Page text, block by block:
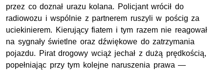
przez co doznał urazu kolana. Policjant wrócił do
radiowozu i wspólnie z partnerem ruszyli w pościg za
uciekinierem. Kierujący fiatem i tym razem nie reagował
na sygnały świetlne oraz dźwiękowe do zatrzymania
pojazdu. Pirat drogowy wciąż jechał z dużą prędkością,
popełniając przy tym kolejne naruszenia prawa —